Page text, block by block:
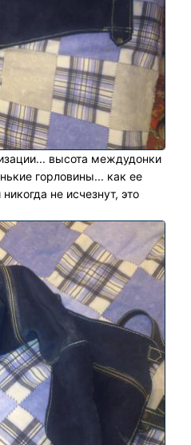
высота междудонки
горловины... как ее
не исчезнут, это